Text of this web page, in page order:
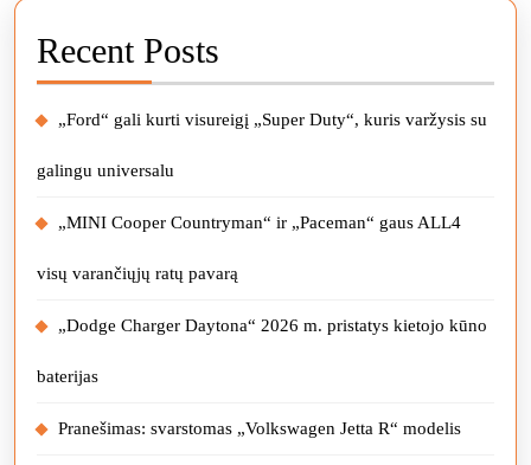
Recent Posts
„Ford“ gali kurti visureigį „Super Duty“, kuris varžysis su
galingu universalu
„MINI Cooper Countryman“ ir „Paceman“ gaus ALL4
visų varančiųjų ratų pavarą
„Dodge Charger Daytona“ 2026 m. pristatys kietojo kūno
baterijas
Pranešimas: svarstomas „Volkswagen Jetta R“ modelis